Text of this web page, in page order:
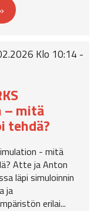
Klo 10:14 -
– mitä
tehdä?
- mitä
Atte ja Anton
läpi simuloinnin
ja
erilai...